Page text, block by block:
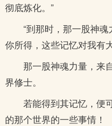
彻底炼化。”
“到那时，那一股神
你所得，这些记忆对我有
那一股神魂力量，来
界修士。
若能得到其记忆，便
的那个世界的一些事情！